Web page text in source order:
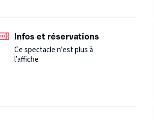
Infos et réservations
Ce spectacle n'est plus à
l’affiche